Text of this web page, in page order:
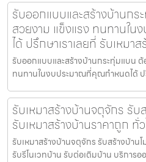
รับออกแบบและสร้างบ้านก
สวยงาม แข็งแรง ทนทานใ
ได้ ปรึกษาเราเลยที่ รับเหมา
รับออกแบบและสร้างบ้านกระทุ่มแบน
ทนทานในงบประมาณที่คุณกำหนดได้ ป
รับเหมาสร้างบ้านจตุจักร รั
รับเหมาสร้างบ้านราคาถูก ทั่
รับเหมาสร้างบ้านจตุจักร รับสร้างบ้าน
รับรีโนเวทบ้าน รับต่อเติมบ้าน บริการ